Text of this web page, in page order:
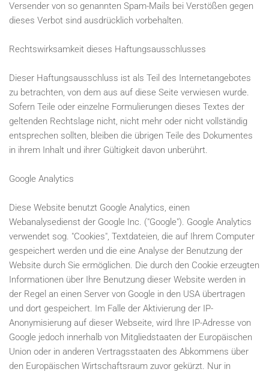
Versender von so genannten Spam-Mails bei Verstößen gegen
dieses Verbot sind ausdrücklich vorbehalten.
Rechtswirksamkeit dieses Haftungsausschlusses
Dieser Haftungsausschluss ist als Teil des Internetangebotes
zu betrachten, von dem aus auf diese Seite verwiesen wurde.
Sofern Teile oder einzelne Formulierungen dieses Textes der
geltenden Rechtslage nicht, nicht mehr oder nicht vollständig
entsprechen sollten, bleiben die übrigen Teile des Dokumentes
in ihrem Inhalt und ihrer Gültigkeit davon unberührt.
Google Analytics
Diese Website benutzt Google Analytics, einen
Webanalysedienst der Google Inc. ("Google"). Google Analytics
verwendet sog. "Cookies", Textdateien, die auf Ihrem Computer
gespeichert werden und die eine Analyse der Benutzung der
Website durch Sie ermöglichen. Die durch den Cookie erzeugten
Informationen über Ihre Benutzung dieser Website werden in
der Regel an einen Server von Google in den USA übertragen
und dort gespeichert. Im Falle der Aktivierung der IP-
Anonymisierung auf dieser Webseite, wird Ihre IP-Adresse von
Google jedoch innerhalb von Mitgliedstaaten der Europäischen
Union oder in anderen Vertragsstaaten des Abkommens über
den Europäischen Wirtschaftsraum zuvor gekürzt. Nur in